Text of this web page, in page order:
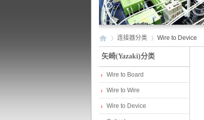
矢 »
连接器分类
›
Wire to Device
矢崎(Yazaki)分类
Wire to Board
Wire to Wire
Wire to Device